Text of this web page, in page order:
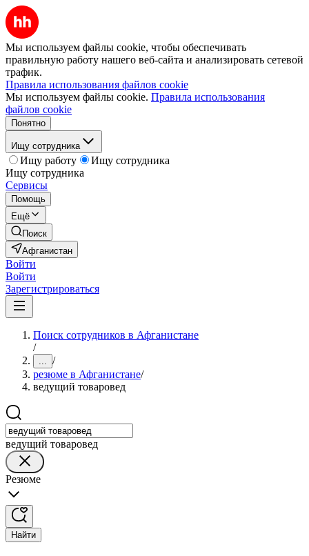
Мы используем файлы cookie, чтобы обеспечивать
правильную работу нашего веб-сайта и анализировать сетевой
трафик.
Правила использования файлов cookie
Мы используем файлы cookie. Правила использования
файлов cookie
Понятно
Ищу сотрудника
Ищу работу
Ищу сотрудника
Ищу сотрудника
Сервисы
Помощь
Ещё
Поиск
Афганистан
Войти
Войти
Зарегистрироваться
Поиск сотрудников в Афганистане
/
... /
резюме в Афганистане/
ведущий товаровед
ведущий товаровед
Резюме
Найти